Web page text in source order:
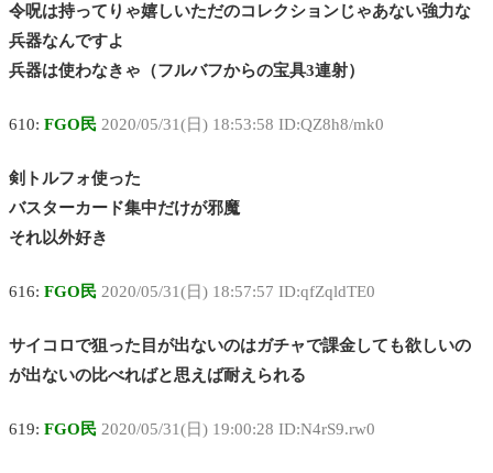
令呪は持ってりゃ嬉しいただのコレクションじゃあない強力な
兵器なんですよ
兵器は使わなきゃ（フルバフからの宝具3連射）
610: FGO民 2020/05/31(日) 18:53:58 ID:QZ8h8/mk0
剣トルフォ使った
バスターカード集中だけが邪魔
それ以外好き
616: FGO民 2020/05/31(日) 18:57:57 ID:qfZqldTE0
サイコロで狙った目が出ないのはガチャで課金しても欲しいの
が出ないの比べればと思えば耐えられる
619: FGO民 2020/05/31(日) 19:00:28 ID:N4rS9.rw0